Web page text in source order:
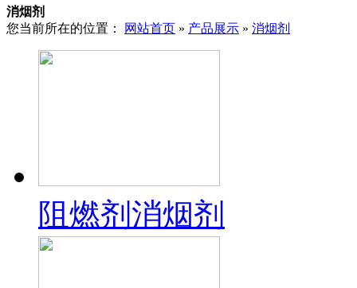
消烟剂
您当前所在的位置：
网站首页 » 产品展示 » 消烟剂
阻燃剂消烟剂